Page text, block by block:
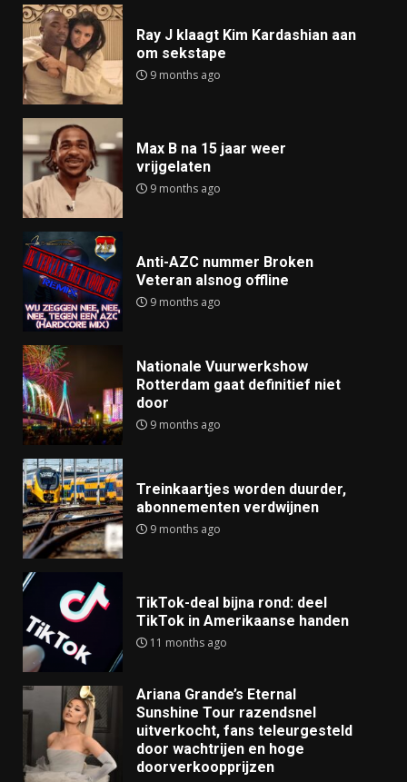
Ray J klaagt Kim Kardashian aan
om sekstape
9 months ago
Max B na 15 jaar weer
vrijgelaten
9 months ago
Anti-AZC nummer Broken
Veteran alsnog offline
9 months ago
Nationale Vuurwerkshow
Rotterdam gaat definitief niet
door
9 months ago
Treinkaartjes worden duurder,
abonnementen verdwijnen
9 months ago
TikTok-deal bijna rond: deel
TikTok in Amerikaanse handen
11 months ago
Ariana Grande’s Eternal
Sunshine Tour razendsnel
uitverkocht, fans teleurgesteld
door wachtrijen en hoge
doorverkoopprijzen